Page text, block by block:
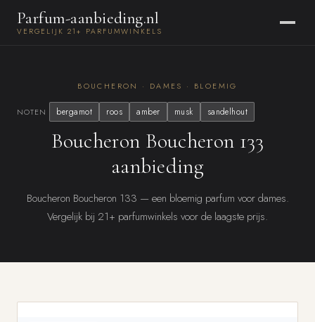
Parfum-aanbieding.nl
VERGELIJK 21+ PARFUMWINKELS
BOUCHERON · DAMES · BLOEMIG
NOTEN bergamot roos amber musk sandelhout
Boucheron Boucheron 133
aanbieding
Boucheron Boucheron 133 — een bloemig parfum voor dames.
Vergelijk bij 21+ parfumwinkels voor de laagste prijs.